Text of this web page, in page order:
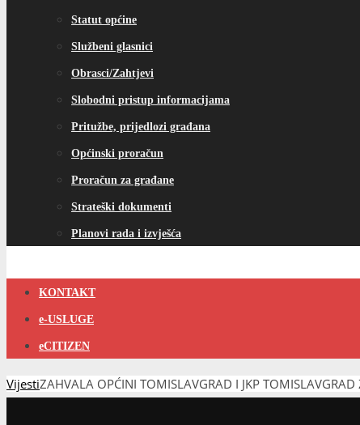
Statut općine
Službeni glasnici
Obrasci/Zahtjevi
Slobodni pristup informacijama
Pritužbe, prijedlozi građana
Općinski proračun
Proračun za građane
Strateški dokumenti
Planovi rada i izvješća
KONTAKT
e-USLUGE
eCITIZEN
VijestiZAHVALA OPĆINI TOMISLAVGRAD I JKP